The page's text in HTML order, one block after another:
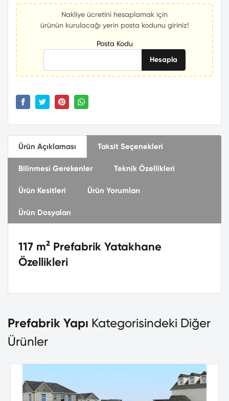
Nakliye ücretini hesaplamak için
ürünün kurulacağı yerin posta kodunu giriniz!
Posta Kodu
Hesapla
Ürün Açıklaması Taksit Seçenekleri
Bilinmesi Gerekenler Teknik Özellikleri
Ürün Kesitleri Ürün Yorumları
Ürün Dosyaları
117 m² Prefabrik Yatakhane
Özellikleri
Prefabrik Yapı Kategorisindeki Diğer
Ürünler